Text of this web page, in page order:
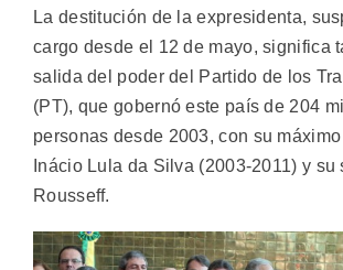
La destitución de la expresidenta,
cargo desde el 12 de mayo, significa
salida del poder del Partido de los
(PT), que gobernó este país de 204
personas desde 2003, con su
Inácio Lula da Silva (2003-2011) y su
Rousseff.